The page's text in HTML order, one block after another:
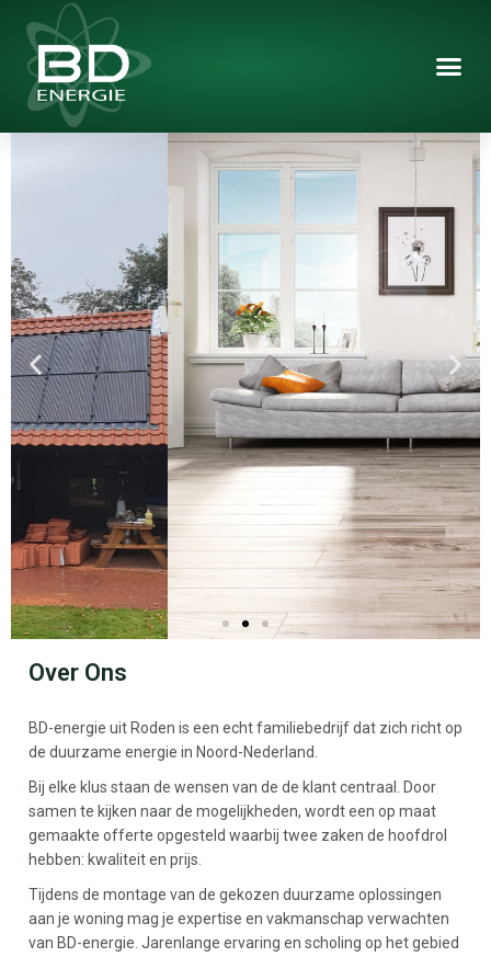
Over Ons
BD-energie uit Roden is een echt familiebedrijf dat zich richt op
de duurzame energie in Noord-Nederland.
Bij elke klus staan de wensen van de de klant centraal. Door
samen te kijken naar de mogelijkheden, wordt een op maat
gemaakte offerte opgesteld waarbij twee zaken de hoofdrol
hebben: kwaliteit en prijs.
Tijdens de montage van de gekozen duurzame oplossingen
aan je woning mag je expertise en vakmanschap verwachten
van BD-energie. Jarenlange ervaring en scholing op het gebied